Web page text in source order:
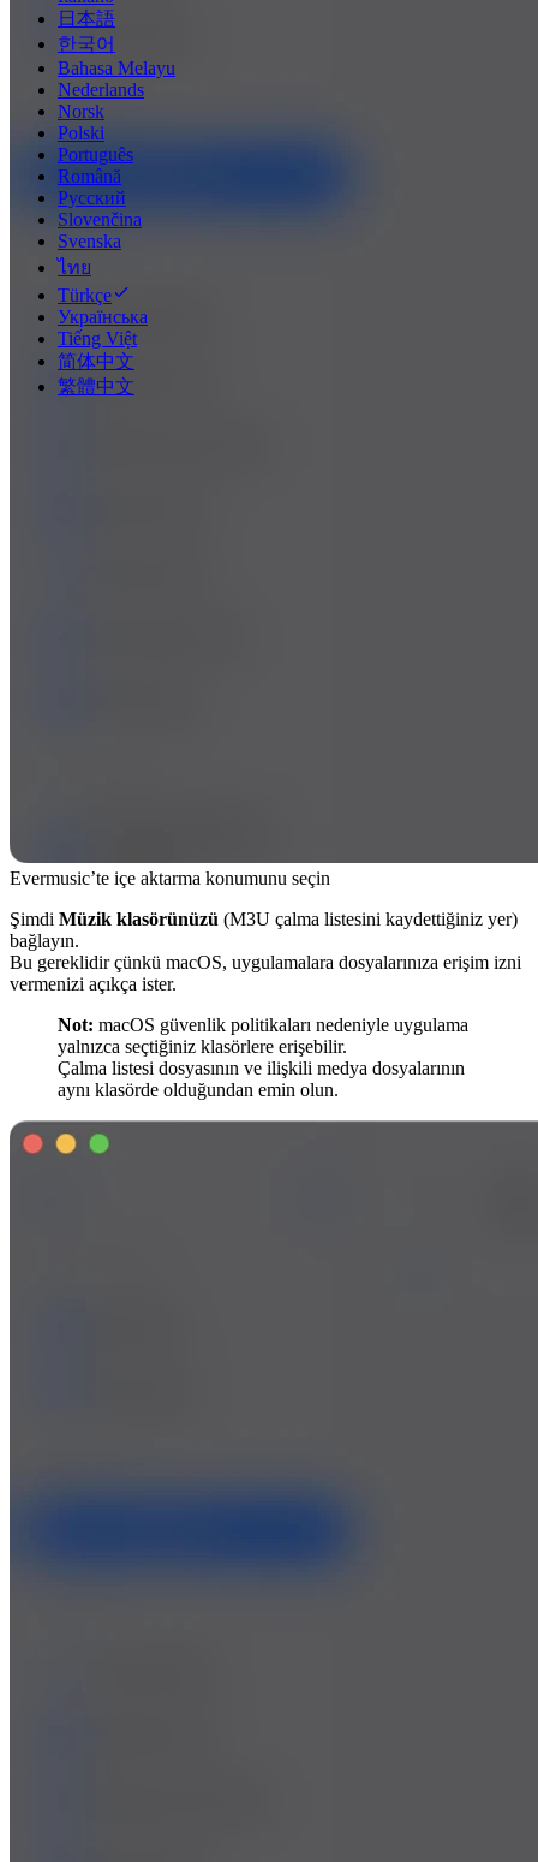
日本語
한국어
Bahasa Melayu
Nederlands
Norsk
Polski
Português
Română
Русский
Slovenčina
Svenska
ไทย
Türkçe
Українська
Tiếng Việt
简体中文
繁體中文
Evermusic’te içe aktarma konumunu seçin
Şimdi Müzik klasörünüzü (M3U çalma listesini kaydettiğiniz yer)
bağlayın.
Bu gereklidir çünkü macOS, uygulamalara dosyalarınıza erişim izni
vermenizi açıkça ister.
Not: macOS güvenlik politikaları nedeniyle uygulama
yalnızca seçtiğiniz klasörlere erişebilir.
Çalma listesi dosyasının ve ilişkili medya dosyalarının
aynı klasörde olduğundan emin olun.